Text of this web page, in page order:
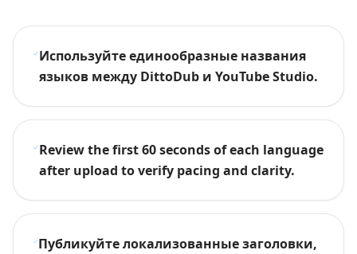
Используйте единообразные названия
языков между DittoDub и YouTube Studio.
Review the first 60 seconds of each language
after upload to verify pacing and clarity.
Публикуйте локализованные заголовки,